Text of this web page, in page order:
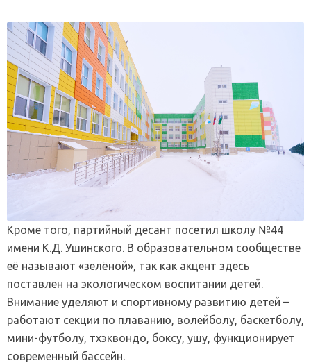
Кроме того, партийный десант посетил школу №44
имени К.Д. Ушинского. В образовательном сообществе
её называют «зелёной», так как акцент здесь
поставлен на экологическом воспитании детей.
Внимание уделяют и спортивному развитию детей –
работают секции по плаванию, волейболу, баскетболу,
мини-футболу, тхэквондо, боксу, ушу, функционирует
современный бассейн.